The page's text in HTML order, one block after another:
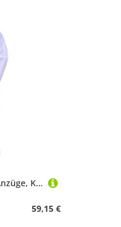
BOJHGO Weiße Judo-Anzüge, Karate-Uniform-Set, Sport-Trainingskleidung, Sportbekleidung, XXL for Männer und Frauen Für Training(XXL)
59,15 €